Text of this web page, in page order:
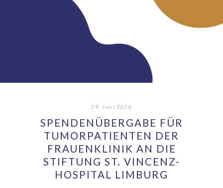
29. Juni 2026
SPENDENÜBERGABE FÜR
TUMORPATIENTEN DER
FRAUENKLINIK AN DIE
STIFTUNG ST. VINCENZ-
HOSPITAL LIMBURG